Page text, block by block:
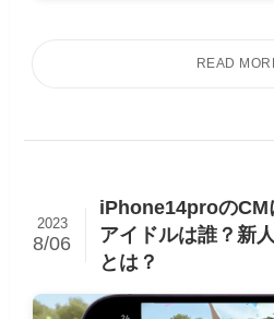
iPhone14proのCM
アイドルは誰？新
とは？
2023
8/06